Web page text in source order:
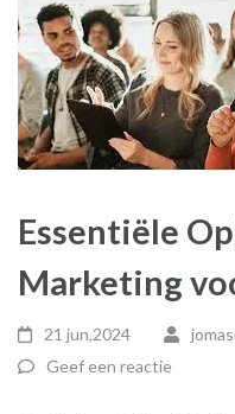
Essentiële
Marketing
21 jun,2024
Geef een reactie